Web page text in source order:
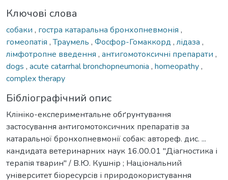
Ключові слова
собаки , гостра катаральна бронхопневмонія ,
гомеопатія ,Траумель , Фосфор-Гомаккорд , лідаза ,
лімфотропне введення , антигомотоксичні препарати ,
dogs , acute catarrhal bronchopneumonia , homeopathy,
complex therapy
Бібліографічний опис
Клініко-експериментальне обґрунтування
застосування антигомотоксичних препаратів за
катаральної бронхопневмонії собак: автореф. дис. ...
кандидата ветеринарних наук 16.00.01 "Діагностика і
терапія тварин" / В.Ю. Кушнір ; Національний
університет біоресурсів і природокористування